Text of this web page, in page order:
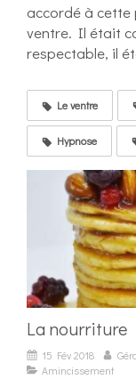
accordé à
ventre. Il était
respectable, il
Le ventre
Hypnose
La nourriture
15 Fév 2018
Amincissement